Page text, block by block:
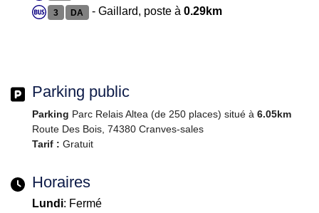
3 DA - Gaillard, poste à0.29km
Parking public
Parking Parc Relais Altea (de 250 places) situé à 6.05km
Route Des Bois, 74380 Cranves-sales
Tarif : Gratuit
Horaires
Lundi: Fermé